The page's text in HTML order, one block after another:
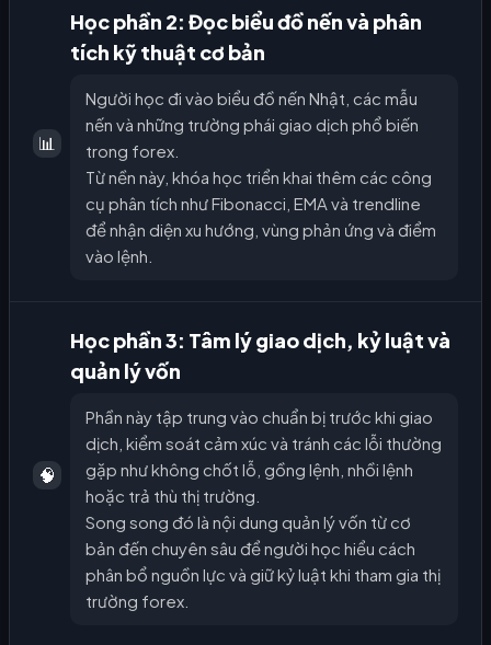
📊
Học phần 2: Đọc biểu đồ nến và phân
tích kỹ thuật cơ bản
Người học đi vào biểu đồ nến Nhật, các mẫu
nến và những trường phái giao dịch phổ biến
trong forex.
Từ nền này, khóa học triển khai thêm các công
cụ phân tích như Fibonacci, EMA và trendline
để nhận diện xu hướng, vùng phản ứng và điểm
vào lệnh.
🧠
Học phần 3: Tâm lý giao dịch, kỷ luật và
quản lý vốn
Phần này tập trung vào chuẩn bị trước khi giao
dịch, kiểm soát cảm xúc và tránh các lỗi thường
gặp như không chốt lỗ, gồng lệnh, nhồi lệnh
hoặc trả thù thị trường.
Song song đó là nội dung quản lý vốn từ cơ
bản đến chuyên sâu để người học hiểu cách
phân bổ nguồn lực và giữ kỷ luật khi tham gia thị
trường forex.